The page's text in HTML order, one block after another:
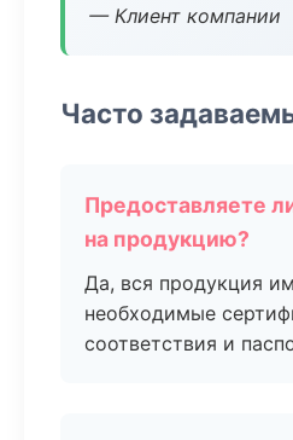
— Клиент компании
Часто
Предоставляете
на продукцию?
Да, вся продукция
необходимые
соответствия и